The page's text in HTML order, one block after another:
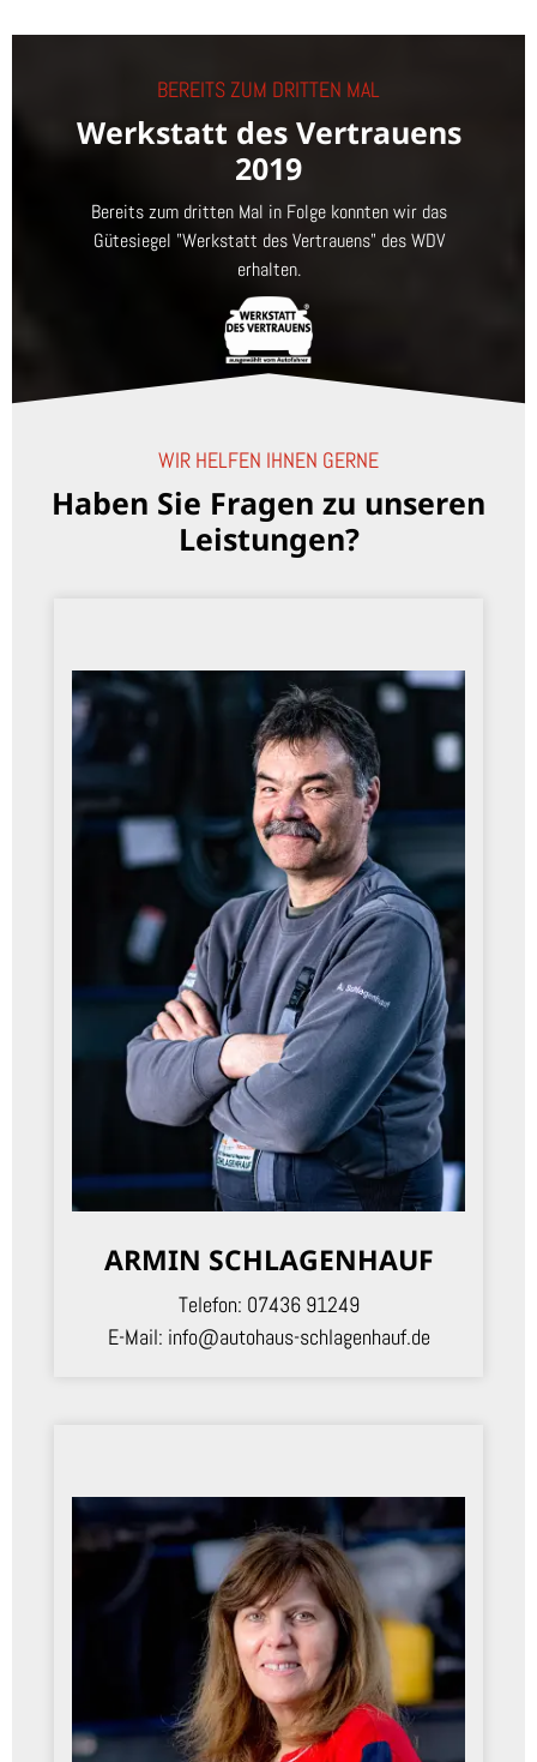
BEREITS ZUM DRITTEN MAL
Werkstatt des Vertrauens
2019
Bereits zum dritten Mal in Folge konnten wir das
Gütesiegel "Werkstatt des Vertrauens" des WDV
erhalten.
WIR HELFEN IHNEN GERNE
Haben Sie Fragen zu unseren
Leistungen?
ARMIN SCHLAGENHAUF
Telefon: 07436 91249
E-Mail: info@autohaus-schlagenhauf.de